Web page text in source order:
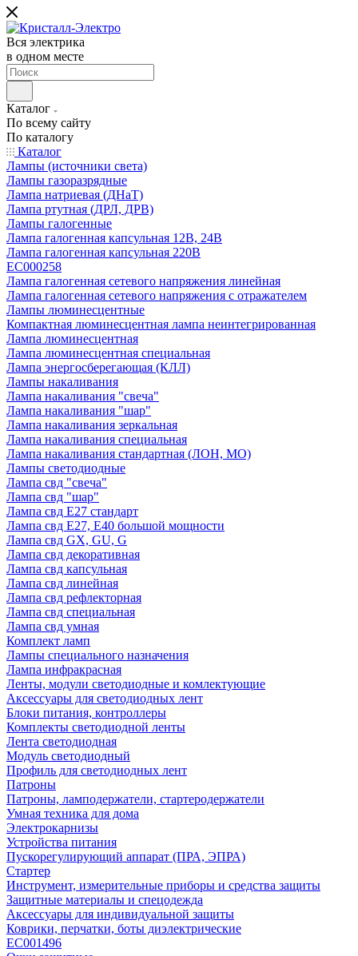
Вся электрика
в одном месте
Каталог
По всему сайту
По каталогу
Каталог
Лампы (источники света)
Лампы газоразрядные
Лампа натриевая (ДНаТ)
Лампа ртутная (ДРЛ, ДРВ)
Лампы галогенные
Лампа галогенная капсульная 12В, 24В
Лампа галогенная капсульная 220В
EC000258
Лампа галогенная сетевого напряжения линейная
Лампа галогенная сетевого напряжения с отражателем
Лампы люминесцентные
Компактная люминесцентная лампа неинтегрированная
Лампа люминесцентная
Лампа люминесцентная специальная
Лампа энергосберегающая (КЛЛ)
Лампы накаливания
Лампа накаливания "свеча"
Лампа накаливания "шар"
Лампа накаливания зеркальная
Лампа накаливания специальная
Лампа накаливания стандартная (ЛОН, МО)
Лампы светодиодные
Лампа свд "свеча"
Лампа свд "шар"
Лампа свд E27 стандарт
Лампа свд E27, Е40 большой мощности
Лампа свд GX, GU, G
Лампа свд декоративная
Лампа свд капсульная
Лампа свд линейная
Лампа свд рефлекторная
Лампа свд специальная
Лампа свд умная
Комплект ламп
Лампы специального назначения
Лампа инфракрасная
Ленты, модули светодиодные и комлектующие
Аксессуары для светодиодных лент
Блоки питания, контроллеры
Комплекты светодиодной ленты
Лента светодиодная
Модуль светодиодный
Профиль для светодиодных лент
Патроны
Патроны, ламподержатели, стартеродержатели
Умная техника для дома
Электрокарнизы
Устройства питания
Пускорегулирующий аппарат (ПРА, ЭПРА)
Стартер
Инструмент, измерительные приборы и средства защиты
Защитные материалы и спецодежда
Аксессуары для индивидуальной защиты
Коврики, перчатки, боты диэлектрические
EC001496